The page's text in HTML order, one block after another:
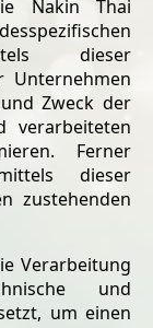
Nakin Thai
dieser
Unternehmen
Zweck der
verarbeiteten
Ferner
dieser
zustehenden
Verarbeitung
und
um einen